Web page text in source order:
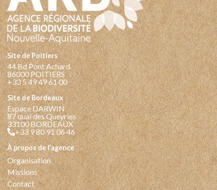
Site de Poitiers
44 Bd Pont Achard
86000 POITIERS
+33 5 49 49 61 00
Site de Bordeaux
Espace DARWIN
87 quai des Queyries
33100 BORDEAUX
+33 9 80 91 06 46
à propos de l’agence
Organisation
Missions
Contact